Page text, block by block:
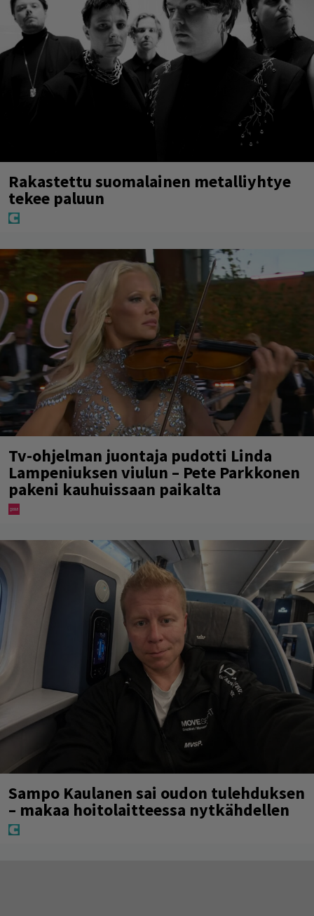
Rakastettu suomalainen metalliyhtye
tekee paluun
Tv-ohjelman juontaja pudotti Linda
Lampeniuksen viulun – Pete Parkkonen
pakeni kauhuissaan paikalta
Sampo Kaulanen sai oudon tulehduksen
– makaa hoitolaitteessa nytkähdellen